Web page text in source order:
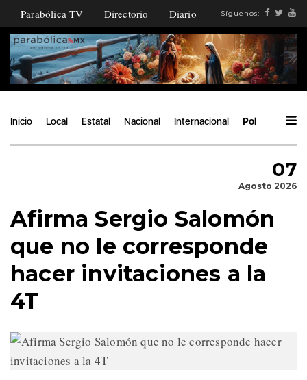
Parabólica TV Directorio Diario Síguenos:
Inicio Local Estatal Nacional Internacional Política
07
Agosto 2026
Afirma Sergio Salomón
que no le corresponde
hacer invitaciones a la
4T